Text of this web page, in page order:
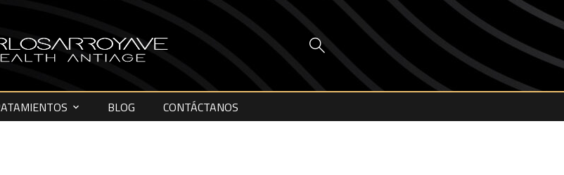
BLOG CONTÁCTANOS